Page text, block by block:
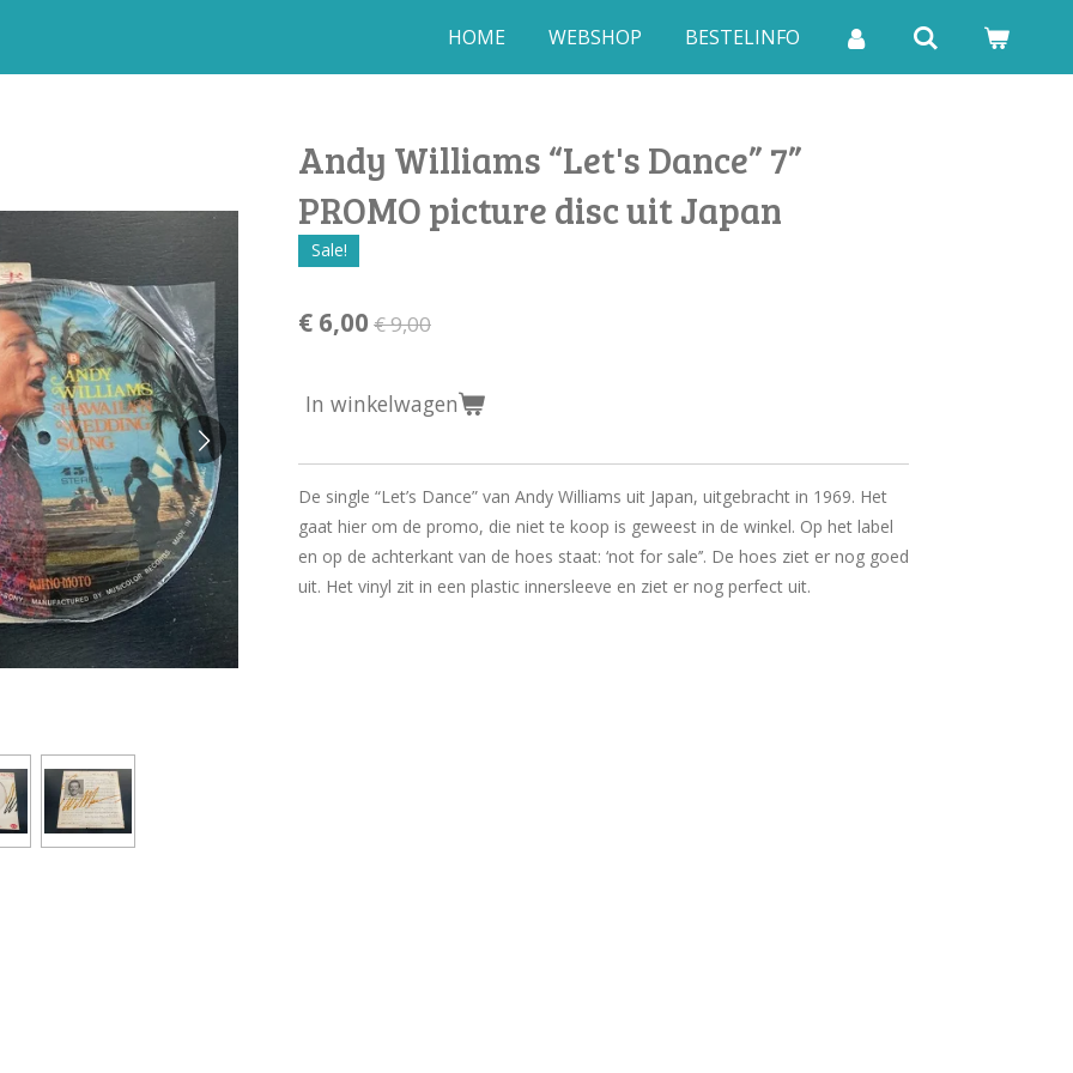
HOME WEBSHOP BESTELINFO
Andy Williams “Let's Dance” 7”
PROMO picture disc uit Japan
Sale!
€ 6,00 € 9,00
In winkelwagen
De single “Let’s Dance” van Andy Williams uit Japan, uitgebracht in 1969. Het
gaat hier om de promo, die niet te koop is geweest in de winkel. Op het label
en op de achterkant van de hoes staat: ‘not for sale’’. De hoes ziet er nog goed
uit. Het vinyl zit in een plastic innersleeve en ziet er nog perfect uit.